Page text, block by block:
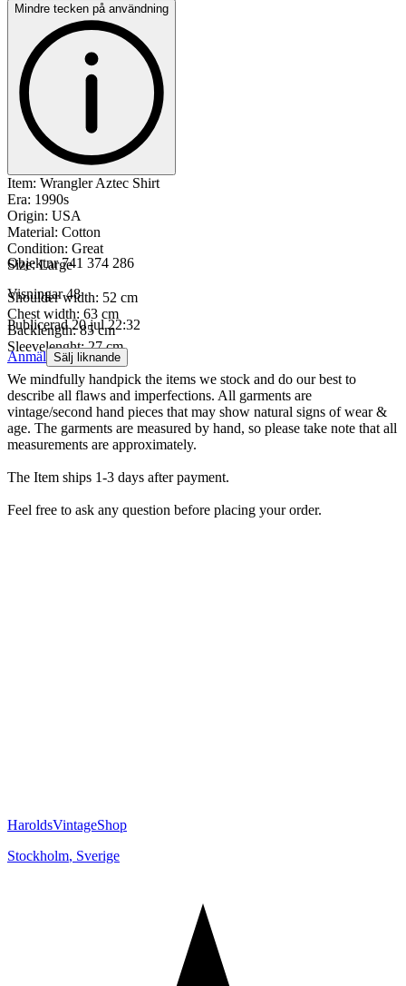
Mindre tecken på användning
Item: Wrangler Aztec Shirt
Era: 1990s
Origin: USA
Material: Cotton
Condition: Great
Size: Large
Shoulder width: 52 cm
Chest width: 63 cm
Backlength: 85 cm
Sleevelenght: 27 cm
We mindfully handpick the items we stock and do our best to
describe all flaws and imperfections. All garments are
vintage/second hand pieces that may show natural signs of wear &
age. The garments are measured by hand, so please take note that all
measurements are approximately.
The Item ships 1-3 days after payment.
Feel free to ask any question before placing your order.
Objektnr 741 374 286
Visningar 48
Publicerad 20 jul 22:32
Anmäl Sälj liknande
HaroldsVintageShop
Stockholm, Sverige